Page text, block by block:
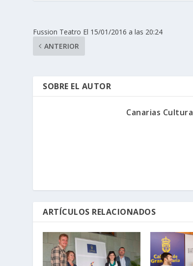
Fussion Teatro El 15/01/2016 a las 20:24
ANTERIOR
SOBRE EL AUTOR
Canarias Cultura
ARTÍCULOS RELACIONADOS